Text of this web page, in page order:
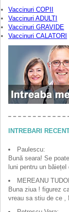
Vaccinuri COPII
Vaccinuri ADULTI
Vaccinuri GRAVIDE
Vaccinuri CALATORI
INTREBARI
Paulescu:
Bună seara! Se
luni pentru un băiețel
MEREANU
Buna ziua ! figurez
vreau sa stiu de ce ,